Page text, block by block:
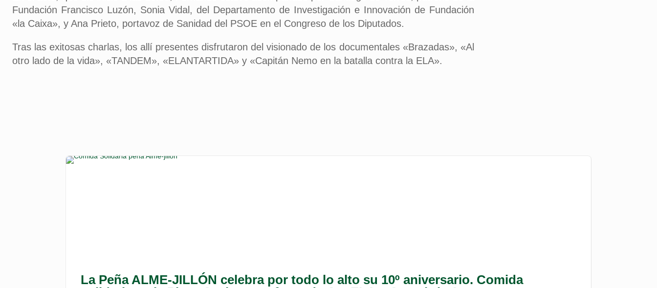
Fundación Francisco Luzón, Sonia Vidal, del Departamento de Investigación e Innovación de Fundación
«la Caixa», y Ana Prieto, portavoz de Sanidad del PSOE en el Congreso de los Diputados.
Tras las exitosas charlas, los allí presentes disfrutaron del visionado de los documentales «Brazadas», «Al
otro lado de la vida», «TANDEM», «ELANTARTIDA» y «Capitán Nemo en la batalla contra la ELA».
La Peña ALME-JILLÓN celebra por todo lo alto su 10º aniversario. Comida